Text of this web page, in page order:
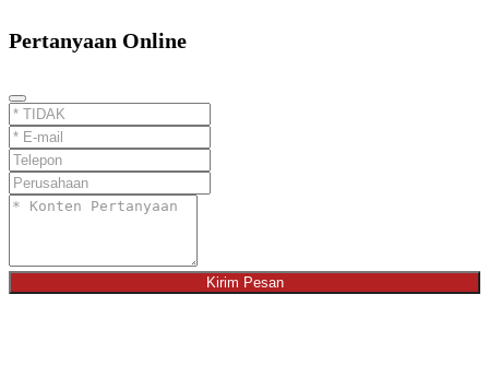
Pertanyaan Online
Kirim Pesan